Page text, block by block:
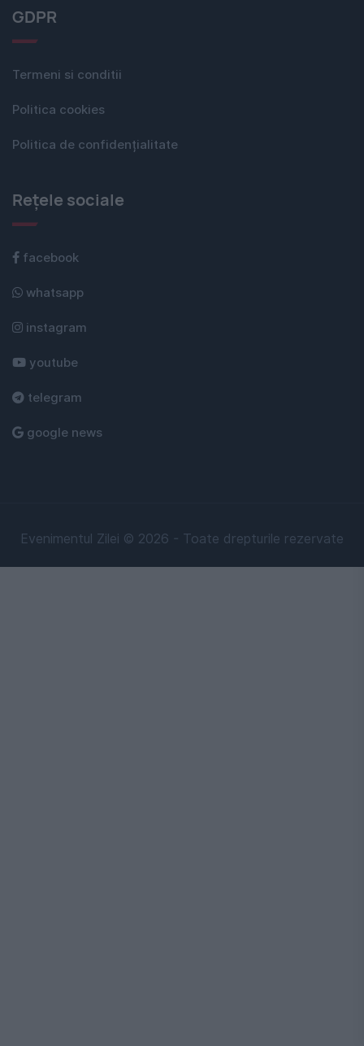
GDPR
Termeni si conditii
Politica cookies
Politica de confidențialitate
Rețele sociale
facebook
whatsapp
instagram
youtube
telegram
google news
Evenimentul Zilei © 2026 - Toate drepturile rezervate